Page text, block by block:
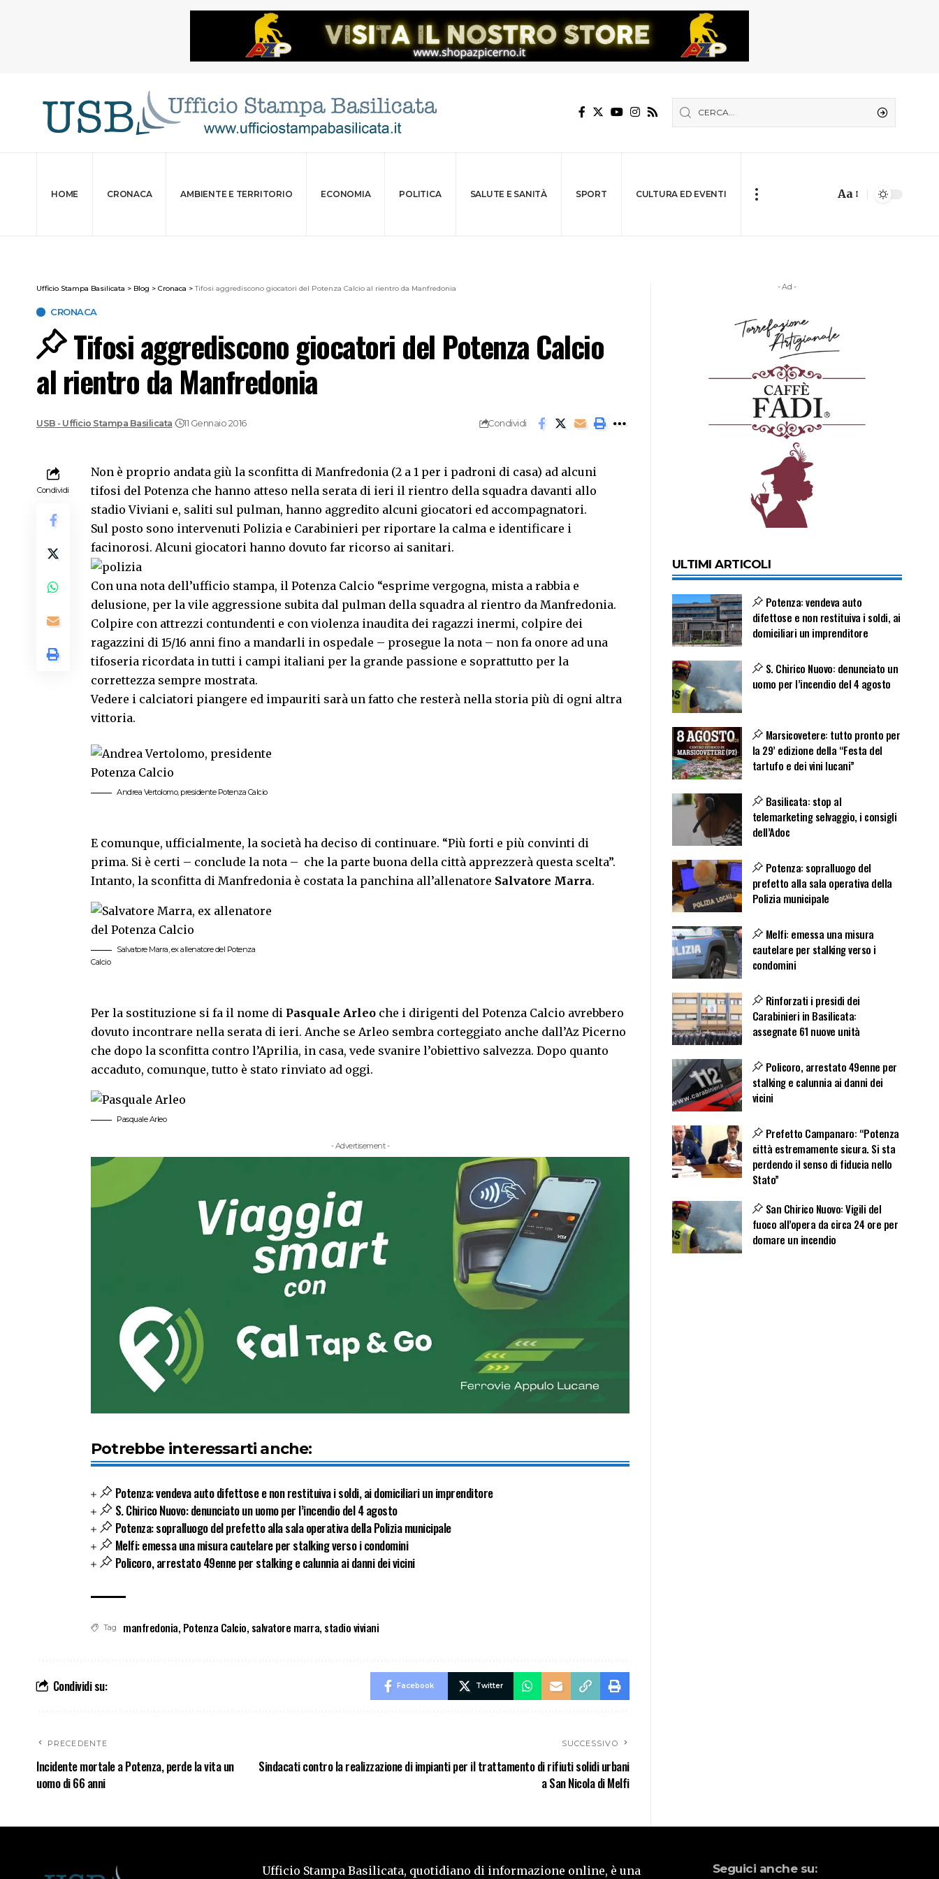
HOME CRONACA AMBIENTE E TERRITORIO ECONOMIA POLITICA SALUTE E SANITÀ SPORT CULTURA ED EVENTI Aa
Ufficio Stampa Basilicata > Blog > Cronaca >Tifosi aggrediscono giocatori del Potenza Calcio al rientro da Manfredonia
CRONACA
Tifosi aggrediscono giocatori del Potenza Calcio
al rientro da Manfredonia
USB - Ufficio Stampa Basilicata 11 Gennaio 2016 Condividi
Condividi
Non è proprio andata giù la sconfitta di Manfredonia (2 a 1 per i padroni di casa) ad alcuni
tifosi del Potenza che hanno atteso nella serata di ieri il rientro della squadra davanti allo
stadio Viviani e, saliti sul pulman, hanno aggredito alcuni giocatori ed accompagnatori.
Sul posto sono intervenuti Polizia e Carabinieri per riportare la calma e identificare i
facinorosi. Alcuni giocatori hanno dovuto far ricorso ai sanitari.
Con una nota dell’ufficio stampa, il Potenza Calcio “esprime vergogna, mista a rabbia e
delusione, per la vile aggressione subita dal pulman della squadra al rientro da Manfredonia.
Colpire con attrezzi contundenti e con violenza inaudita dei ragazzi inermi, colpire dei
ragazzini di 15/16 anni fino a mandarli in ospedale – prosegue la nota – non fa onore ad una
tifoseria ricordata in tutti i campi italiani per la grande passione e soprattutto per la
correttezza sempre mostrata.
Vedere i calciatori piangere ed impauriti sarà un fatto che resterà nella storia più di ogni altra
vittoria.
Andrea Vertolomo, presidente Potenza Calcio
E comunque, ufficialmente, la società ha deciso di continuare. “Più forti e più convinti di
prima. Si è certi – conclude la nota – che la parte buona della città apprezzerà questa scelta”.
Intanto, la sconfitta di Manfredonia è costata la panchina all’allenatore Salvatore Marra.
Salvatore Marra, ex allenatore del Potenza
Calcio
Per la sostituzione si fa il nome di Pasquale Arleo che i dirigenti del Potenza Calcio avrebbero
dovuto incontrare nella serata di ieri. Anche se Arleo sembra corteggiato anche dall’Az Picerno
che dopo la sconfitta contro l’Aprilia, in casa, vede svanire l’obiettivo salvezza. Dopo quanto
accaduto, comunque, tutto è stato rinviato ad oggi.
Pasquale Arleo
- Advertisement -
Potrebbe interessarti anche:
Potenza: vendeva auto difettose e non restituiva i soldi, ai domiciliari un imprenditore
S. Chirico Nuovo: denunciato un uomo per l’incendio del 4 agosto
Potenza: sopralluogo del prefetto alla sala operativa della Polizia municipale
Melfi: emessa una misura cautelare per stalking verso i condomini
Policoro, arrestato 49enne per stalking e calunnia ai danni dei vicini
Tag manfredonia, Potenza Calcio, salvatore marra, stadio viviani
Condividi su: Facebook Twitter
PRECEDENTE
Incidente mortale a Potenza, perde la vita un
uomo di 66 anni
SUCCESSIVO
Sindacati contro la realizzazione di impianti per il trattamento di rifiuti solidi urbani
a San Nicola di Melfi
- Ad -
ULTIMI ARTICOLI
Potenza: vendeva auto
difettose e non restituiva i soldi, ai
domiciliari un imprenditore
S. Chirico Nuovo: denunciato un
uomo per l’incendio del 4 agosto
Marsicovetere: tutto pronto per
la 29’ edizione della “Festa del
tartufo e dei vini lucani”
Basilicata: stop al
telemarketing selvaggio, i consigli
dell’Adoc
Potenza: sopralluogo del
prefetto alla sala operativa della
Polizia municipale
Melfi: emessa una misura
cautelare per stalking verso i
condomini
Rinforzati i presidi dei
Carabinieri in Basilicata:
assegnate 61 nuove unità
Policoro, arrestato 49enne per
stalking e calunnia ai danni dei
vicini
Prefetto Campanaro: “Potenza
città estremamente sicura. Si sta
perdendo il senso di fiducia nello
Stato”
San Chirico Nuovo: Vigili del
fuoco all’opera da circa 24 ore per
domare un incendio
Ufficio Stampa Basilicata, quotidiano di informazione online, è una Seguici anche su: